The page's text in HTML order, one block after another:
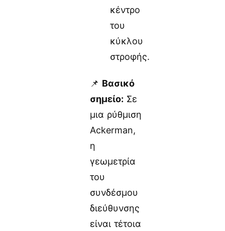
κέντρο
του
κύκλου
στροφής.
📌 Βασικό
σημείο: Σε
μια ρύθμιση
Ackerman,
η
γεωμετρία
του
συνδέσμου
διεύθυνσης
είναι τέτοια